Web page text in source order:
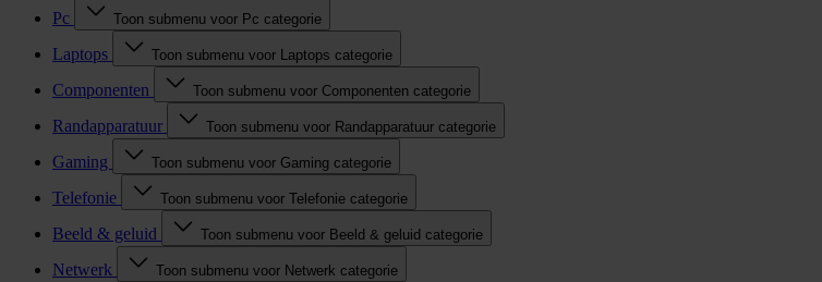
Pc Toon submenu voor Pc categorie
Laptops Toon submenu voor Laptops categorie
Componenten Toon submenu voor Componenten categorie
Randapparatuur Toon submenu voor Randapparatuur categorie
Gaming Toon submenu voor Gaming categorie
Telefonie Toon submenu voor Telefonie categorie
Beeld & geluid Toon submenu voor Beeld & geluid categorie
Netwerk Toon submenu voor Netwerk categorie